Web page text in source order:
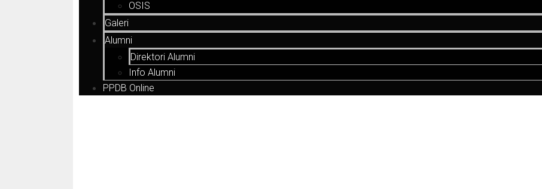
OSIS
Galeri
Alumni
Direktori Alumni
Info Alumni
PPDB Online